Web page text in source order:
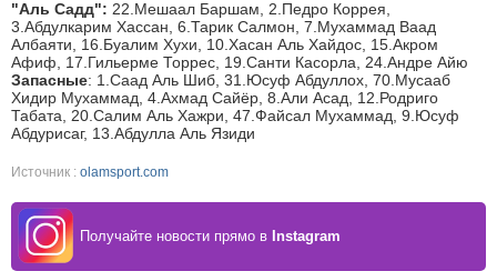
"Аль Садд": 22.Мешаал Баршам, 2.Педро Коррея,
3.Абдулкарим Хассан, 6.Тарик Салмон, 7.Мухаммад Ваад
Албаяти, 16.Буалим Хухи, 10.Хасан Аль Хайдос, 15.Акром
Афиф, 17.Гильерме Торрес, 19.Санти Касорла, 24.Андре Айю
Запасные: 1.Саад Аль Шиб, 31.Юсуф Абдуллох, 70.Мусааб
Хидир Мухаммад, 4.Ахмад Сайёр, 8.Али Асад, 12.Родриго
Табата, 20.Салим Аль Хажри, 47.Файсал Мухаммад, 9.Юсуф
Абдурисаг, 13.Абдулла Аль Язиди
Источник : olamsport.com
Получайте новости прямо в Instagram